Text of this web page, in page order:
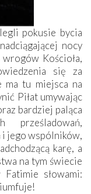
pokusie bycia
nocy
Kościoła,
się za
ma tu miejsca na
Piłat umywając
bardziej paląca
i jego wspólników,
karę, a
na tym świecie
słowami: